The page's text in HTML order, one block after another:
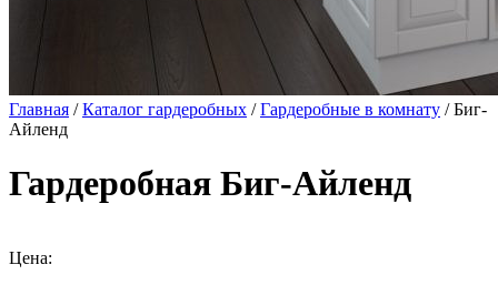
Главная /Каталог гардеробных /Гардеробные в комнату / Биг-
Айленд
Гардеробная Биг-Айленд
Цена: